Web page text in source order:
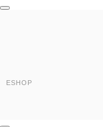
ESHOP